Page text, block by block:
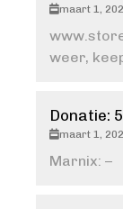
maart 1,
weer,
Donatie:
maart 1,
Marnix: –